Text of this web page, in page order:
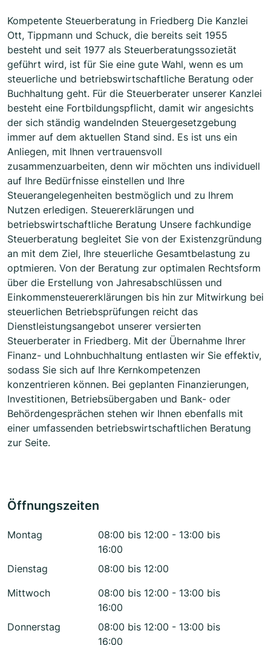
Kompetente Steuerberatung in Friedberg Die Kanzlei
Ott, Tippmann und Schuck, die bereits seit 1955
besteht und seit 1977 als Steuerberatungssozietät
geführt wird, ist für Sie eine gute Wahl, wenn es um
steuerliche und betriebswirtschaftliche Beratung oder
Buchhaltung geht. Für die Steuerberater unserer Kanzlei
besteht eine Fortbildungspflicht, damit wir angesichts
der sich ständig wandelnden Steuergesetzgebung
immer auf dem aktuellen Stand sind. Es ist uns ein
Anliegen, mit Ihnen vertrauensvoll
zusammenzuarbeiten, denn wir möchten uns individuell
auf Ihre Bedürfnisse einstellen und Ihre
Steuerangelegenheiten bestmöglich und zu Ihrem
Nutzen erledigen. Steuererklärungen und
betriebswirtschaftliche Beratung Unsere fachkundige
Steuerberatung begleitet Sie von der Existenzgründung
an mit dem Ziel, Ihre steuerliche Gesamtbelastung zu
optmieren. Von der Beratung zur optimalen Rechtsform
über die Erstellung von Jahresabschlüssen und
Einkommensteuererklärungen bis hin zur Mitwirkung bei
steuerlichen Betriebsprüfungen reicht das
Dienstleistungsangebot unserer versierten
Steuerberater in Friedberg. Mit der Übernahme Ihrer
Finanz- und Lohnbuchhaltung entlasten wir Sie effektiv,
sodass Sie sich auf Ihre Kernkompetenzen
konzentrieren können. Bei geplanten Finanzierungen,
Investitionen, Betriebsübergaben und Bank- oder
Behördengesprächen stehen wir Ihnen ebenfalls mit
einer umfassenden betriebswirtschaftlichen Beratung
zur Seite.
Öffnungszeiten
Montag
08:00 bis 12:00 - 13:00 bis
16:00
Dienstag
08:00 bis 12:00
Mittwoch
08:00 bis 12:00 - 13:00 bis
16:00
Donnerstag
08:00 bis 12:00 - 13:00 bis
16:00